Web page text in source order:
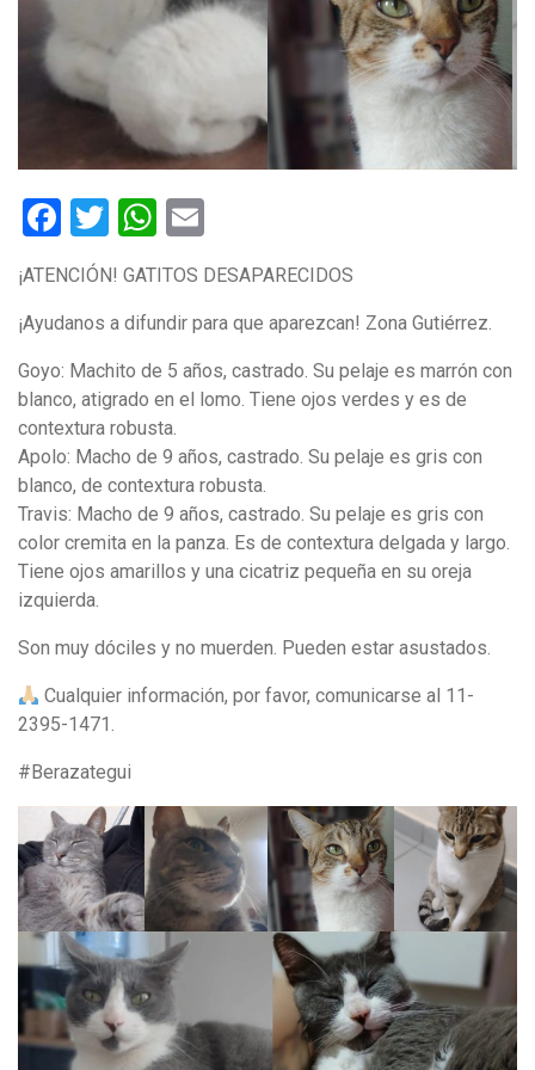
Facebook
TwitterWhatsApp
¡ATENCIÓN! GATITOS DESAPARECIDOS
¡Ayudanos a difundir para que aparezcan! Zona Gutiérrez.
Goyo: Machito de 5 años, castrado. Su pelaje es marrón con
blanco, atigrado en el lomo. Tiene ojos verdes y es de
contextura robusta.
Apolo: Macho de 9 años, castrado. Su pelaje es gris con
blanco, de contextura robusta.
Travis: Macho de 9 años, castrado. Su pelaje es gris con
color cremita en la panza. Es de contextura delgada y largo.
Tiene ojos amarillos y una cicatriz pequeña en su oreja
izquierda.
Son muy dóciles y no muerden. Pueden estar asustados.
Cualquier información, por favor, comunicarse al 11-
2395-1471.
#Berazategui